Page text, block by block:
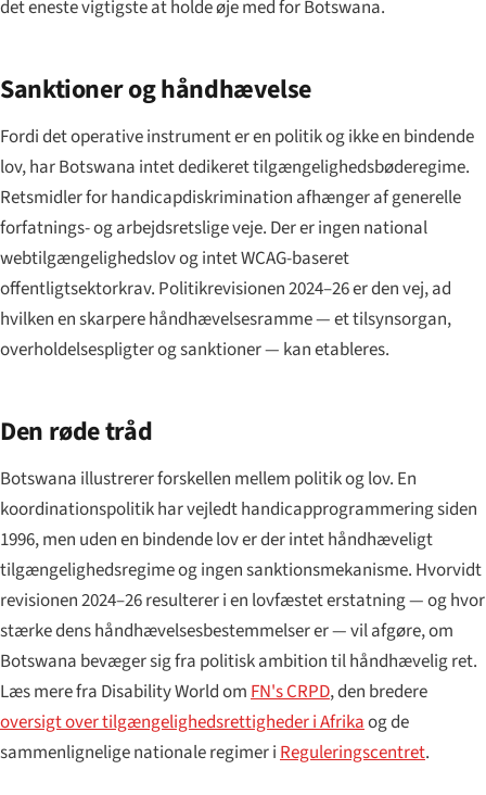
det eneste vigtigste at holde øje med for Botswana.
Sanktioner og håndhævelse
Fordi det operative instrument er en politik og ikke en bindende
lov, har Botswana intet dedikeret tilgængeligheds­bøderegime.
Retsmidler for handicapdiskrimination afhænger af generelle
forfatnings- og arbejdsretslige veje. Der er ingen national
webtilgængeligheds­lov og intet WCAG-baseret
offentligtsektorkrav. Politikrevisionen 2024–26 er den vej, ad
hvilken en skarpere håndhævelses­ramme — et tilsynsorgan,
overholdelsespligter og sanktioner — kan etableres.
Den røde tråd
Botswana illustrerer forskellen mellem politik og lov. En
koordinationspolitik har vejledt handicapprogrammering siden
1996, men uden en bindende lov er der intet håndhæveligt
tilgængeligheds­regime og ingen sanktionsmekanisme. Hvorvidt
revisionen 2024–26 resulterer i en lovfæstet erstatning — og hvor
stærke dens håndhævelses­bestemmelser er — vil afgøre, om
Botswana bevæger sig fra politisk ambition til håndhævelig ret.
Læs mere fra Disability World omFN's CRPD, den bredere
oversigt over tilgængeligheds­rettigheder i Afrikaog de
sammenlignelige nationale regimer iReguleringscentret.